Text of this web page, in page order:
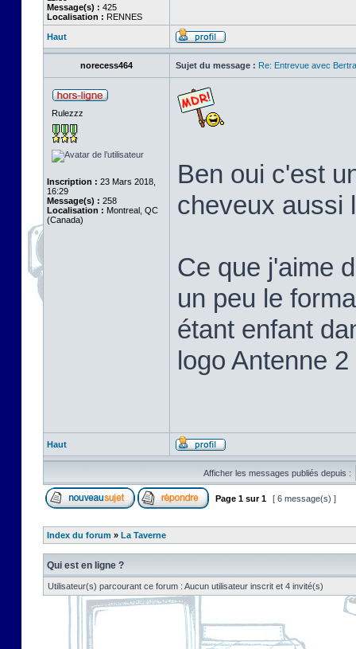
Message(s) : 425
Localisation : RENNES
Haut
norecess464 Sujet du message : Re: Entrevue avec
Rulezzz
Inscription : 23 Mars 2018,
16:29
Message(s) : 258
Localisation : Montreal, QC
(Canada)
Ben oui c'est
cheveux aussi
Ce que j'aime
un peu le
étant enfant
logo Antenne
Haut
Afficher les messages publiés depuis :
Page 1 sur1 [ 6 message(s) ]
Index du forum » La Taverne
Qui est en ligne ?
Utilisateur(s) parcourant ce forum : Aucun utilisateur inscrit et 4 invité(s)